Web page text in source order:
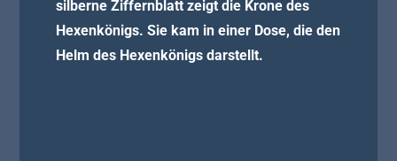
silberne Ziffernblatt zeigt die Krone des
Hexenkönigs. Sie kam in einer Dose, die den
Helm des Hexenkönigs darstellt.